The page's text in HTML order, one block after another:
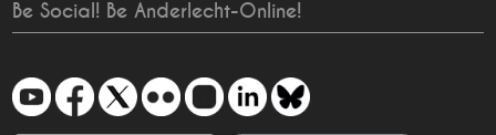
Be Social! Be Anderlecht-Online!